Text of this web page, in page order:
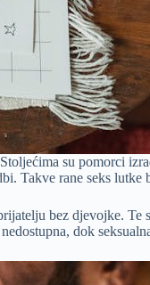
su pomorci
Takve rane seks
bez djevojke.
dok